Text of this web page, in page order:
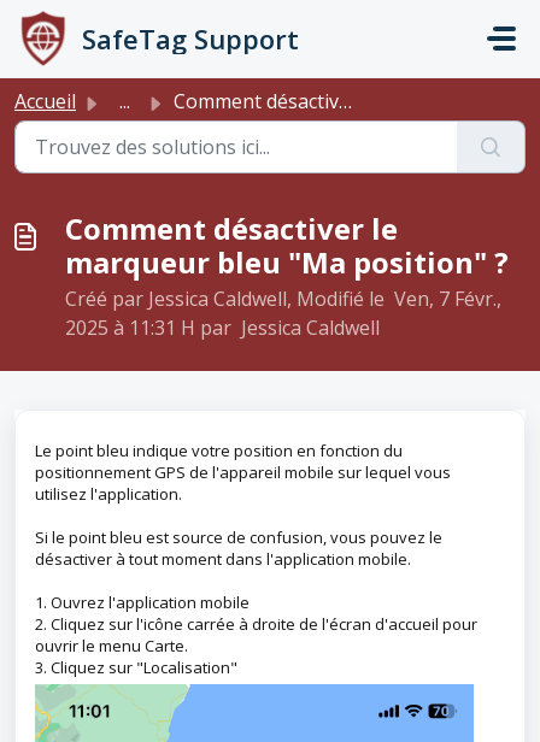
Passer au contenu principal
SafeTag Support
Accueil ... Comment désactiver le marqueur bleu "Ma position&qu...
Comment désactiver le
marqueur bleu "Ma position" ?
Créé par Jessica Caldwell, Modifié le Ven, 7 Févr.,
2025 à 11:31 H par Jessica Caldwell
Le point bleu indique votre position en fonction du
positionnement GPS de l'appareil mobile sur lequel vous
utilisez l'application.
Si le point bleu est source de confusion, vous pouvez le
désactiver à tout moment dans l'application mobile.
1. Ouvrez l'application mobile
2. Cliquez sur l'icône carrée à droite de l'écran d'accueil pour
ouvrir le menu Carte.
3. Cliquez sur "Localisation"